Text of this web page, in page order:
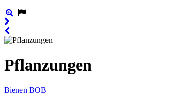
Pflanzungen
Bienen BOB